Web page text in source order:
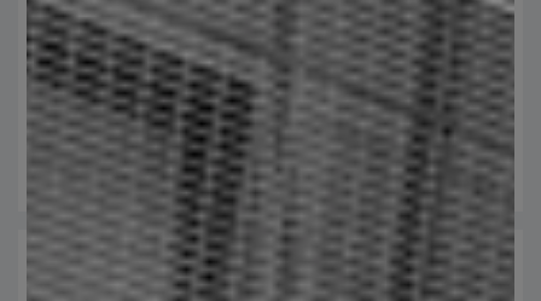
Corte y soldadura de rejilla electroforjada
Expertos en corte y soldadura que garantizan que estructuras
adaptables a necesidades específicas.